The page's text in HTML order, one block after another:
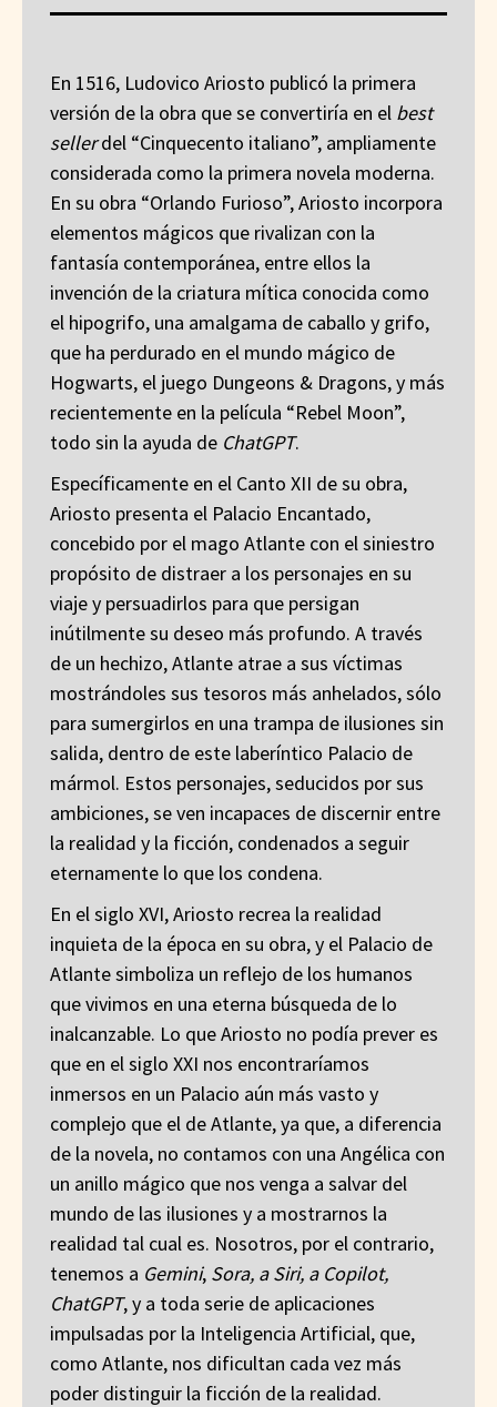
En 1516, Ludovico Ariosto publicó la primera
versión de la obra que se convertiría en el best
sellerdel “Cinquecento italiano”, ampliamente
considerada como la primera novela moderna.
En su obra “Orlando Furioso”, Ariosto incorpora
elementos mágicos que rivalizan con la
fantasía contemporánea, entre ellos la
invención de la criatura mítica conocida como
el hipogrifo, una amalgama de caballo y grifo,
que ha perdurado en el mundo mágico de
Hogwarts, el juego Dungeons & Dragons, y más
recientemente en la película “Rebel Moon”,
todo sin la ayuda de ChatGPT.
Específicamente en el Canto XII de su obra,
Ariosto presenta el Palacio Encantado,
concebido por el mago Atlante con el siniestro
propósito de distraer a los personajes en su
viaje y persuadirlos para que persigan
inútilmente su deseo más profundo. A través
de un hechizo, Atlante atrae a sus víctimas
mostrándoles sus tesoros más anhelados, sólo
para sumergirlos en una trampa de ilusiones sin
salida, dentro de este laberíntico Palacio de
mármol. Estos personajes, seducidos por sus
ambiciones, se ven incapaces de discernir entre
la realidad y la ficción, condenados a seguir
eternamente lo que los condena.
En el siglo XVI, Ariosto recrea la realidad
inquieta de la época en su obra, y el Palacio de
Atlante simboliza un reflejo de los humanos
que vivimos en una eterna búsqueda de lo
inalcanzable. Lo que Ariosto no podía prever es
que en el siglo XXI nos encontraríamos
inmersos en un Palacio aún más vasto y
complejo que el de Atlante, ya que, a diferencia
de la novela, no contamos con una Angélica con
un anillo mágico que nos venga a salvar del
mundo de las ilusiones y a mostrarnos la
realidad tal cual es. Nosotros, por el contrario,
tenemos a Gemini, Sora, a Siri, a Copilot,
ChatGPT, y a toda serie de aplicaciones
impulsadas por la Inteligencia Artificial, que,
como Atlante, nos dificultan cada vez más
poder distinguir la ficción de la realidad.